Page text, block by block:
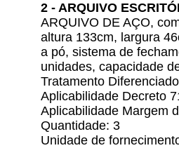
2 - ARQUIVO
ARQUIVO DE AÇO,
altura 133cm, largura
a pó, sistema de
unidades, capacidade
Tratamento
Aplicabilidade Decreto
Aplicabilidade Margem
Quantidade: 3
Unidade de